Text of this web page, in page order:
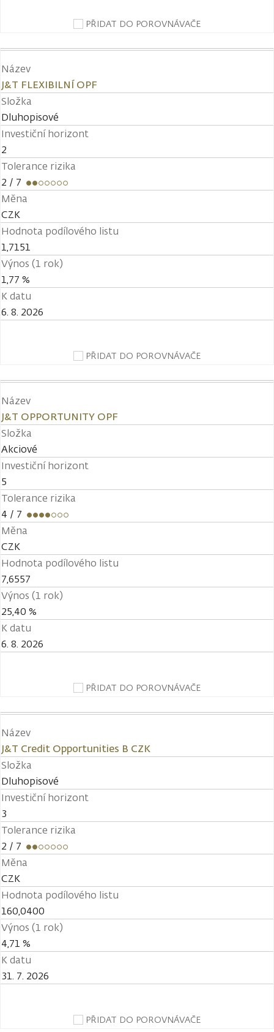
PŘIDAT DO POROVNÁVAČE
Název
J&T FLEXIBILNÍ OPF
Složka
Dluhopisové
Investiční horizont
2
Tolerance rizika
2 / 7
Měna
CZK
Hodnota podílového listu
1,7151
Výnos (1 rok)
1,77 %
K datu
6. 8. 2026
PŘIDAT DO POROVNÁVAČE
Název
J&T OPPORTUNITY OPF
Složka
Akciové
Investiční horizont
5
Tolerance rizika
4 / 7
Měna
CZK
Hodnota podílového listu
7,6557
Výnos (1 rok)
25,40 %
K datu
6. 8. 2026
PŘIDAT DO POROVNÁVAČE
Název
J&T Credit Opportunities B CZK
Složka
Dluhopisové
Investiční horizont
3
Tolerance rizika
2 / 7
Měna
CZK
Hodnota podílového listu
160,0400
Výnos (1 rok)
4,71 %
K datu
31. 7. 2026
PŘIDAT DO POROVNÁVAČE